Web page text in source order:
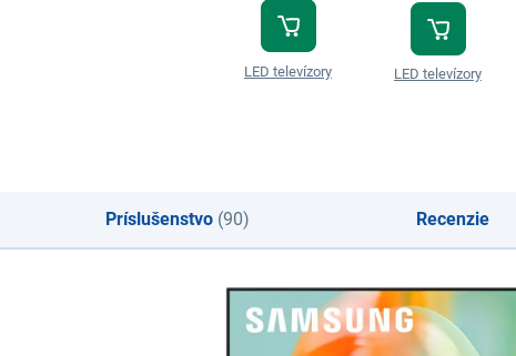
LED televízory LED televízory
Príslušenstvo(90) Recenzie